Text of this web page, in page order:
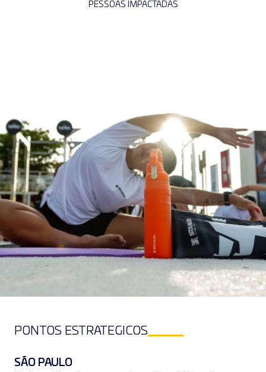
PESSOAS IMPACTADAS
PONTOS ESTRATÉGICOS
SÃO PAULO